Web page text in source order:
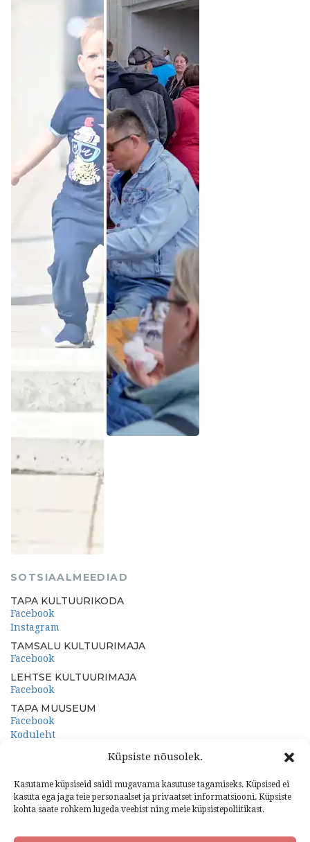
Küpsiste nõusolek.
Kasutame küpsiseid saidi mugavama kasutuse tagamiseks. Küpsised ei
kasuta ega jaga teie personaalset ja privaatset informatsiooni. Küpsiste
kohta saate rohkem lugeda veebist ning meie küpsistepoliitikast.
SOTSIAALMEEDIAD
TAPA KULTUURIKODA
Facebook
Instagram
TAMSALU KULTUURIMAJA
Facebook
LEHTSE KULTUURIMAJA
Facebook
TAPA MUUSEUM
Facebook
Koduleht
PORKUNI PAEMUUSEUM
Koduleht